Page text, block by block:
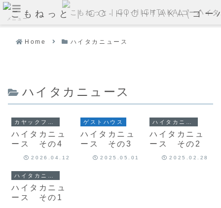
Home ハイタカニュース
ハイタカニュース
ハイタカニュ
ース その4
2026.04.12
ゲストハウス
ハイタカニュ
ース その3
2025.05.01
ハイタカニュ
ース その2
2025.02.28
ハイタカニュ
ース その1
メニュー